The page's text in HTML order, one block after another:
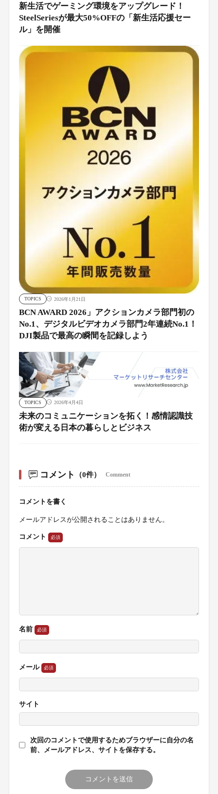
新生活でゲーミング環境をアップグレード！
SteelSeriesが最大50%OFFの「新生活応援セー
ル」を開催
TOPICS 2026年1月21日
BCN AWARD 2026」アクションカメラ部門初の
No.1、デジタルビデオカメラ部門2年連続No.1！
DJI製品で最高の瞬間を記録しよう
TOPICS 2026年4月4日
未来のコミュニケーションを拓く！感情認識技
術が変える日本の暮らしとビジネス
コメント （0件） Comment
コメントを書く
メールアドレスが公開されることはありません。
コメント
名前
メール
サイト
次回のコメントで使用するためブラウザーに自分の名
前、メールアドレス、サイトを保存する。